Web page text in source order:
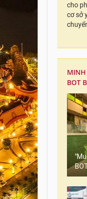
cho
cơ sở
MINH
BOT